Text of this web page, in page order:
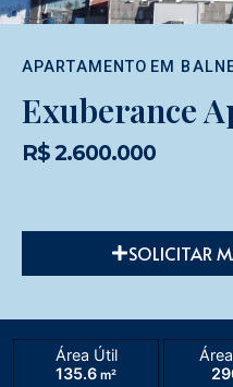
APARTAMENTO EM
Exuberance
R$ 2.600.000
SOLICITAR
Área Útil
135.6 m²